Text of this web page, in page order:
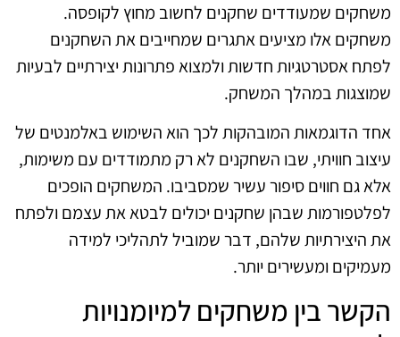
משחקים שמעודדים שחקנים לחשוב מחוץ לקופסה.
משחקים אלו מציעים אתגרים שמחייבים את השחקנים
לפתח אסטרטגיות חדשות ולמצוא פתרונות יצירתיים לבעיות
שמוצגות במהלך המשחק.
אחד הדוגמאות המובהקות לכך הוא השימוש באלמנטים של
עיצוב חוויתי, שבו השחקנים לא רק מתמודדים עם משימות,
אלא גם חווים סיפור עשיר שמסביבו. המשחקים הופכים
לפלטפורמות שבהן שחקנים יכולים לבטא את עצמם ולפתח
את היצירתיות שלהם, דבר שמוביל לתהליכי למידה
מעמיקים ומעשירים יותר.
הקשר בין משחקים למיומנויות